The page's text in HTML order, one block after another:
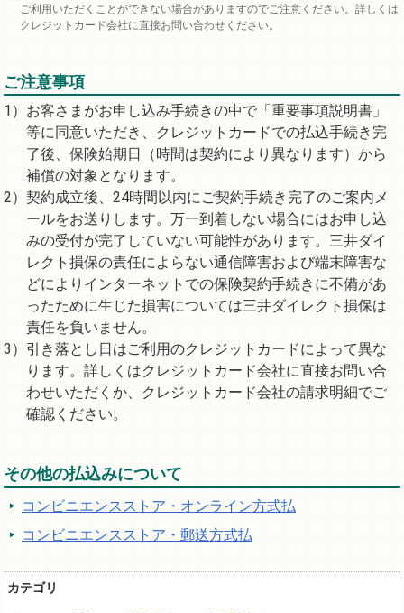
ご利用いただくことができない場合がありますのでご注意ください。詳しくは
クレジットカード会社に直接お問い合わせください。
ご注意事項
お客さまがお申し込み手続きの中で「重要事項説明書」
等に同意いただき、クレジットカードでの払込手続き完
了後、保険始期日（時間は契約により異なります）から
補償の対象となります。
契約成立後、24時間以内にご契約手続き完了のご案内メ
ールをお送りします。万一到着しない場合にはお申し込
みの受付が完了していない可能性があります。三井ダイ
レクト損保の責任によらない通信障害および端末障害な
どによりインターネットでの保険契約手続きに不備があ
ったために生じた損害については三井ダイレクト損保は
責任を負いません。
引き落とし日はご利用のクレジットカードによって異な
ります。詳しくはクレジットカード会社に直接お問い合
わせいただくか、クレジットカード会社の請求明細でご
確認ください。
その他の払込みについて
コンビニエンスストア・オンライン方式払
コンビニエンスストア・郵送方式払
カテゴリ